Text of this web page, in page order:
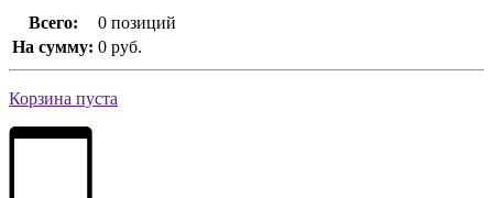
Всего:
0 позиций
На сумму: 0 руб.
Корзина пуста